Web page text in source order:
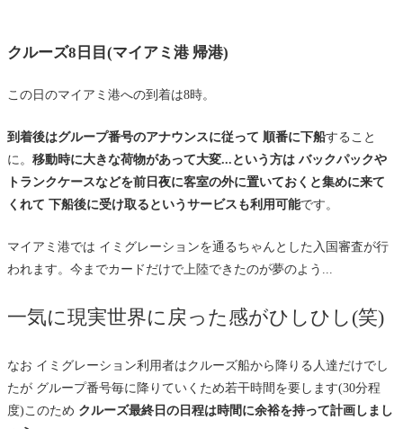
クルーズ8日目(マイアミ港 帰港)
この日のマイアミ港への到着は8時。
到着後はグループ番号のアナウンスに従って 順番に下船すること
に。 移動時に大きな荷物があって大変...という方は バックパックや
トランクケースなどを前日夜に客室の外に置いておくと集めに来て
くれて 下船後に受け取るというサービスも利用可能です。
マイアミ港では イミグレーションを通るちゃんとした入国審査が行
われます。今までカードだけで上陸できたのが夢のよう...
一気に現実世界に戻った感がひしひし(笑)
なお イミグレーション利用者はクルーズ船から降りる人達だけでし
たが グループ番号毎に降りていくため若干時間を要します(30分程
度)このため クルーズ最終日の日程は時間に余裕を持って計画しまし